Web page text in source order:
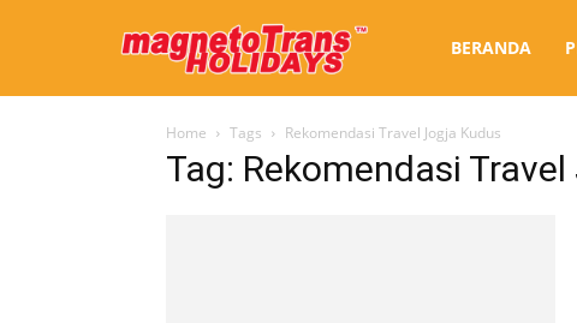
Bus
BERANDA
Home Tags Rekomendasi Travel Jogja Kudus
Tag: Rekomendasi